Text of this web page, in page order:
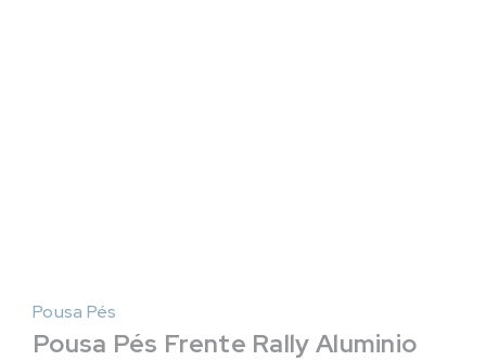
Pousa Pés
Pousa Pés Frente Rally Aluminio